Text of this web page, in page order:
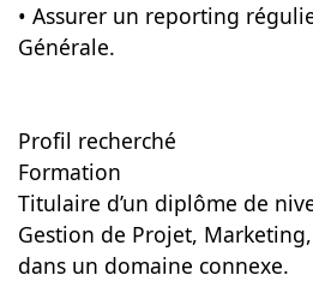
• Assurer un reporting
Générale.
Profil recherché
Formation
Titulaire d’un diplôme de
Gestion de Projet,
dans un domaine connexe.